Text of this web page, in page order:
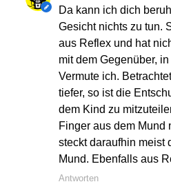
Da kann ich dich
Gesicht nichts zu tun.
aus Reflex und hat
mit dem Gegenüber,
Vermute ich.
tiefer, so ist die
dem Kind zu
Finger aus dem Mund
steckt daraufhin meist
Mund. Ebenfalls aus
Antworten